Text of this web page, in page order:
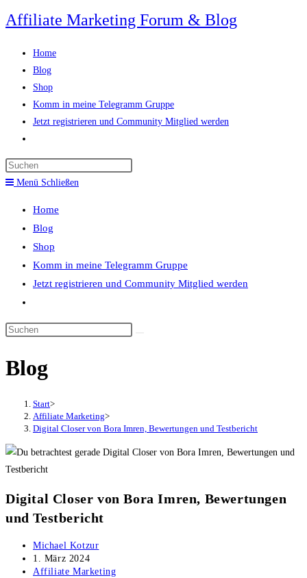
Zum
Inhalt
springen
Affiliate Marketing Forum & Blog
Home
Blog
Shop
Komm in meine Telegramm Gruppe
Jetzt registrieren und Community Mitglied werden
umschalten
panel.
Menü Schließen
Home
Blog
Shop
Komm in meine Telegramm Gruppe
Jetzt registrieren und Community Mitglied werden
umschalten
Diese
durchsuchen
Blog
Start>
Affiliate Marketing>
Digital Closer von Bora Imren, Bewertungen und Testbericht
Digital Closer von Bora Imren, Bewertungen
und Testbericht
Beitrags-
Autor:
Michael Kotzur
Beitrag
veröffentlicht:
1. März 2024
Beitrags-
Affiliate Marketing